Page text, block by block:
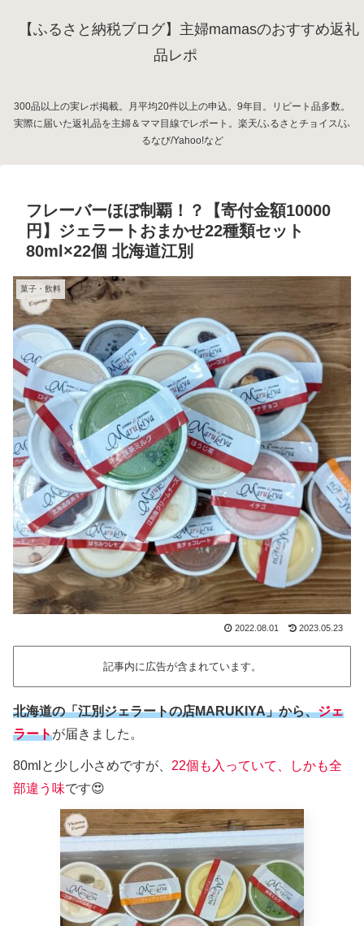
【ふるさと納税ブログ】主婦mamasのおすすめ返礼
品レポ
300品以上の実レポ掲載。月平均20件以上の申込。9年目。リピート品多数。
実際に届いた返礼品を主婦＆ママ目線でレポート。楽天/ふるさとチョイス/ふ
るなび/Yahoo!など
フレーバーほぼ制覇！？【寄付金額10000
円】ジェラートおまかせ22種類セット
80ml×22個 北海道江別
菓子・飲料
2022.08.01 2023.05.23
記事内に広告が含まれています。
北海道の「江別ジェラートの店MARUKIYA」から、ジェ
ラートが届きました。
80mlと少し小さめですが、 22個も入っていて、しかも全
部違う味です😍